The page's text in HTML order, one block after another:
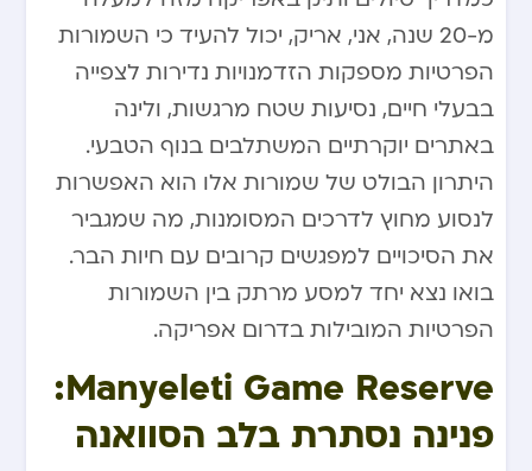
מ-20 שנה, אני, אריק, יכול להעיד כי השמורות
הפרטיות מספקות הזדמנויות נדירות לצפייה
בבעלי חיים, נסיעות שטח מרגשות, ולינה
באתרים יוקרתיים המשתלבים בנוף הטבעי.
היתרון הבולט של שמורות אלו הוא האפשרות
לנסוע מחוץ לדרכים המסומנות, מה שמגביר
את הסיכויים למפגשים קרובים עם חיות הבר.
בואו נצא יחד למסע מרתק בין השמורות
הפרטיות המובילות בדרום אפריקה.
Manyeleti Game Reserve:
פנינה נסתרת בלב הסוואנה